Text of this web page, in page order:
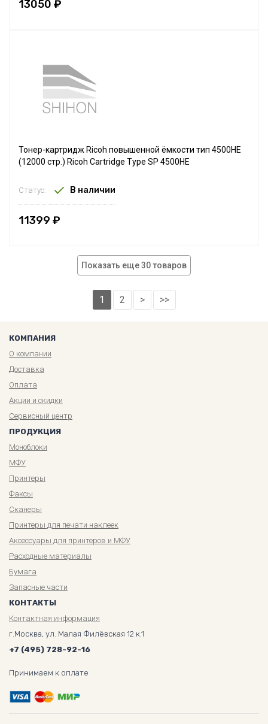
13050 ₽
Тонер-картридж Ricoh повышенной ёмкости тип 4500HE
(12000 стр.) Ricoh Cartridge Type SP 4500HE
Статус: В наличии
11399 ₽
Показать еще 30 товаров
1 2 > >>
КОМПАНИЯ
О компании
Доставка
Оплата
Акции и скидки
Сервисный центр
ПРОДУКЦИЯ
Моноблоки
МФУ
Принтеры
Факсы
Сканеры
Принтеры для печати наклеек
Аксессуары для принтеров и МФУ
Расходные материалы
Бумага
Запасные части
КОНТАКТЫ
Контактная информация
г.Москва, ул. Малая Филёвская 12 к.1
+7 (495) 728-92-16
Принимаем к оплате